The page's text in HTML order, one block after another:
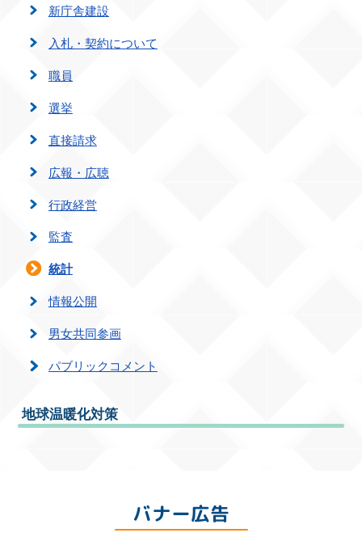
新庁舎建設
入札・契約について
職員
選挙
直接請求
広報・広聴
行政経営
監査
統計
情報公開
男女共同参画
パブリックコメント
地球温暖化対策
バナー広告